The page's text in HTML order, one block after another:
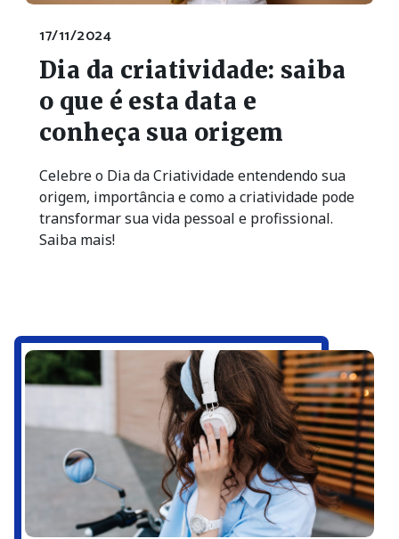
17/11/2024
Dia da criatividade: saiba
o que é esta data e
conheça sua origem
Celebre o Dia da Criatividade entendendo sua
origem, importância e como a criatividade pode
transformar sua vida pessoal e profissional.
Saiba mais!